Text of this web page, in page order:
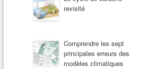
revisité
Comprendre les sept
principales erreurs des
modèles climatiques